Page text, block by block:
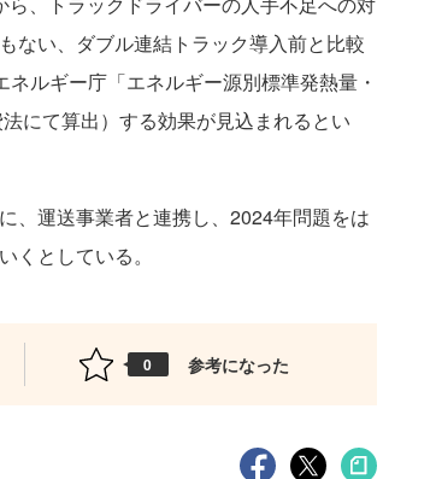
ない、ダブル連結トラック導入前と比較
ルギー庁「エネルギー源別標準発熱量・
にて算出）する効果が見込まれるとい
、運送事業者と連携し、2024年問題をは
くとしている。
0 参考になった